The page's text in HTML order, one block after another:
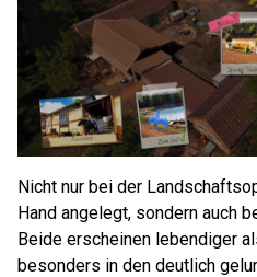
Nicht nur bei der
Hand angelegt, sondern auch
Beide erscheinen lebendiger
besonders in den deutlich